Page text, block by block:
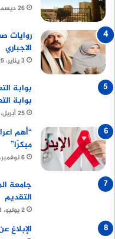
26 ديسمبر، 2024
روايات
الاجباري
3 يناير، 2025
بوابة
بوابة
25 أبريل، 2023
“أهم
مبكرًا”
6 نوفمبر، 2024
جامعة
التقديم
2 يوليو، 2023